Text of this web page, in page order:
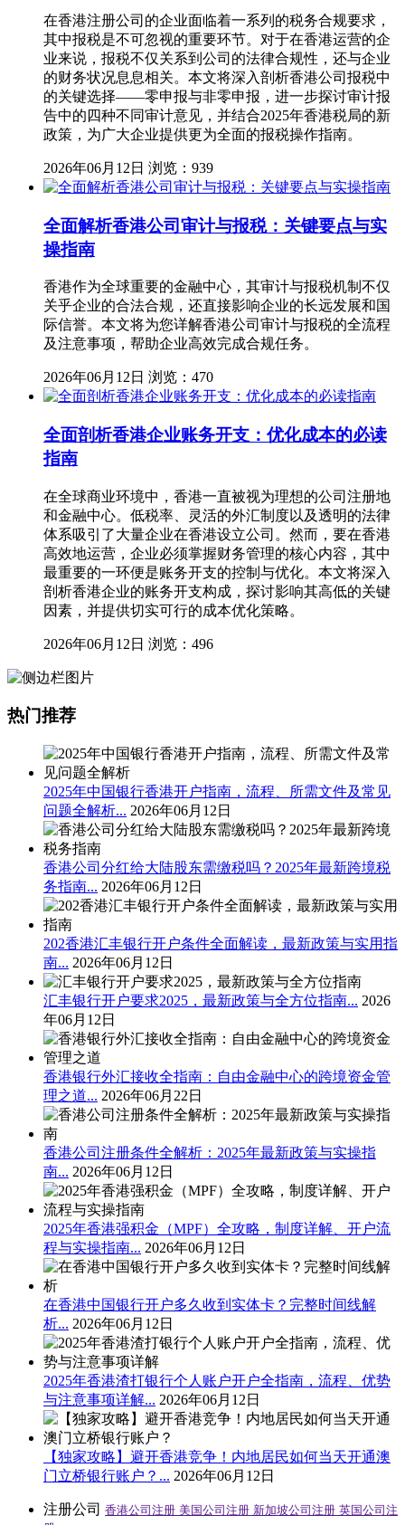
在香港注册公司的企业面临着一系列的税务合规要求，
其中报税是不可忽视的重要环节。对于在香港运营的企
业来说，报税不仅关系到公司的法律合规性，还与企业
的财务状况息息相关。本文将深入剖析香港公司报税中
的关键选择——零申报与非零申报，进一步探讨审计报
告中的四种不同审计意见，并结合2025年香港税局的新
政策，为广大企业提供更为全面的报税操作指南。
2026年06月12日 浏览：939
全面解析香港公司审计与报税：关键要点与实
操指南
香港作为全球重要的金融中心，其审计与报税机制不仅
关乎企业的合法合规，还直接影响企业的长远发展和国
际信誉。本文将为您详解香港公司审计与报税的全流程
及注意事项，帮助企业高效完成合规任务。
2026年06月12日 浏览：470
全面剖析香港企业账务开支：优化成本的必读
指南
在全球商业环境中，香港一直被视为理想的公司注册地
和金融中心。低税率、灵活的外汇制度以及透明的法律
体系吸引了大量企业在香港设立公司。然而，要在香港
高效地运营，企业必须掌握财务管理的核心内容，其中
最重要的一环便是账务开支的控制与优化。本文将深入
剖析香港企业的账务开支构成，探讨影响其高低的关键
因素，并提供切实可行的成本优化策略。
2026年06月12日 浏览：496
热门推荐
2025年中国银行香港开户指南，流程、所需文件及常见
问题全解析... 2026年06月12日
香港公司分红给大陆股东需缴税吗？2025年最新跨境税
务指南... 2026年06月12日
202香港汇丰银行开户条件全面解读，最新政策与实用指
南... 2026年06月12日
汇丰银行开户要求2025，最新政策与全方位指南... 2026
年06月12日
香港银行外汇接收全指南：自由金融中心的跨境资金管
理之道... 2026年06月22日
香港公司注册条件全解析：2025年最新政策与实操指
南... 2026年06月12日
2025年香港强积金（MPF）全攻略，制度详解、开户流
程与实操指南... 2026年06月12日
在香港中国银行开户多久收到实体卡？完整时间线解
析... 2026年06月12日
2025年香港渣打银行个人账户开户全指南，流程、优势
与注意事项详解... 2026年06月12日
【独家攻略】避开香港竞争！内地居民如何当天开通澳
门立桥银行账户？... 2026年06月12日
注册公司 香港公司注册 美国公司注册 新加坡公司注册 英国公司注